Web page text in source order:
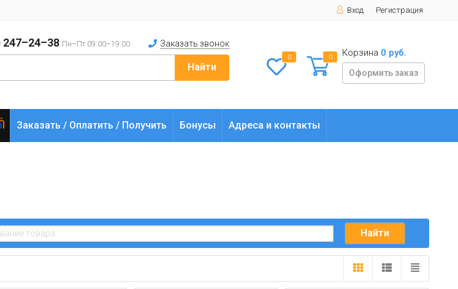
Вход Регистрация
247–24–38 Пн–Пт 09:00–19:00 Заказать звонок
Найти
0 0 Корзина 0 руб.
Оформить заказ
Заказать / Оплатить / Получить Бонусы Адреса и контакты